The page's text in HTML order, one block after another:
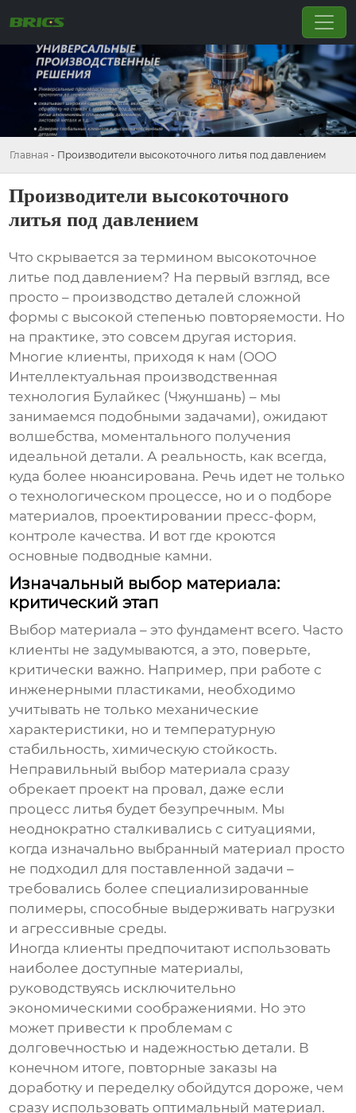
Главная - Производители высокоточного литья под давлением
Производители высокоточного
литья под давлением
Что скрывается за термином высокоточное
литье под давлением? На первый взгляд, все
просто – производство деталей сложной
формы с высокой степенью повторяемости. Но
на практике, это совсем другая история.
Многие клиенты, приходя к нам (ООО
Интеллектуальная производственная
технология Булайкес (Чжуншань) – мы
занимаемся подобными задачами), ожидают
волшебства, моментального получения
идеальной детали. А реальность, как всегда,
куда более нюансирована. Речь идет не только
о технологическом процессе, но и о подборе
материалов, проектировании пресс-форм,
контроле качества. И вот где кроются
основные подводные камни.
Изначальный выбор материала:
критический этап
Выбор материала – это фундамент всего. Часто
клиенты не задумываются, а это, поверьте,
критически важно. Например, при работе с
инженерными пластиками, необходимо
учитывать не только механические
характеристики, но и температурную
стабильность, химическую стойкость.
Неправильный выбор материала сразу
обрекает проект на провал, даже если
процесс литья будет безупречным. Мы
неоднократно сталкивались с ситуациями,
когда изначально выбранный материал просто
не подходил для поставленной задачи –
требовались более специализированные
полимеры, способные выдерживать нагрузки
и агрессивные среды.
Иногда клиенты предпочитают использовать
наиболее доступные материалы,
руководствуясь исключительно
экономическими соображениями. Но это
может привести к проблемам с
долговечностью и надежностью детали. В
конечном итоге, повторные заказы на
доработку и переделку обойдутся дороже, чем
сразу использовать оптимальный материал.